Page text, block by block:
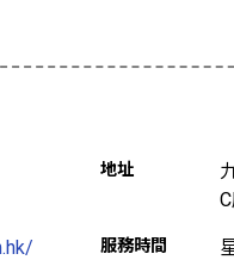
地址
服務時間